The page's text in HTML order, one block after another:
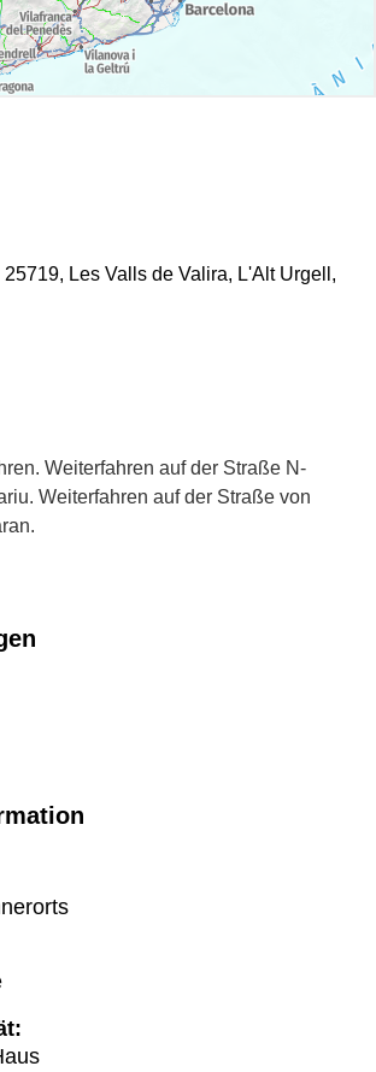
25719, Les Valls de Valira, L'Alt Urgell,
Weiterfahren auf der Straße N-
Weiterfahren auf der Straße von